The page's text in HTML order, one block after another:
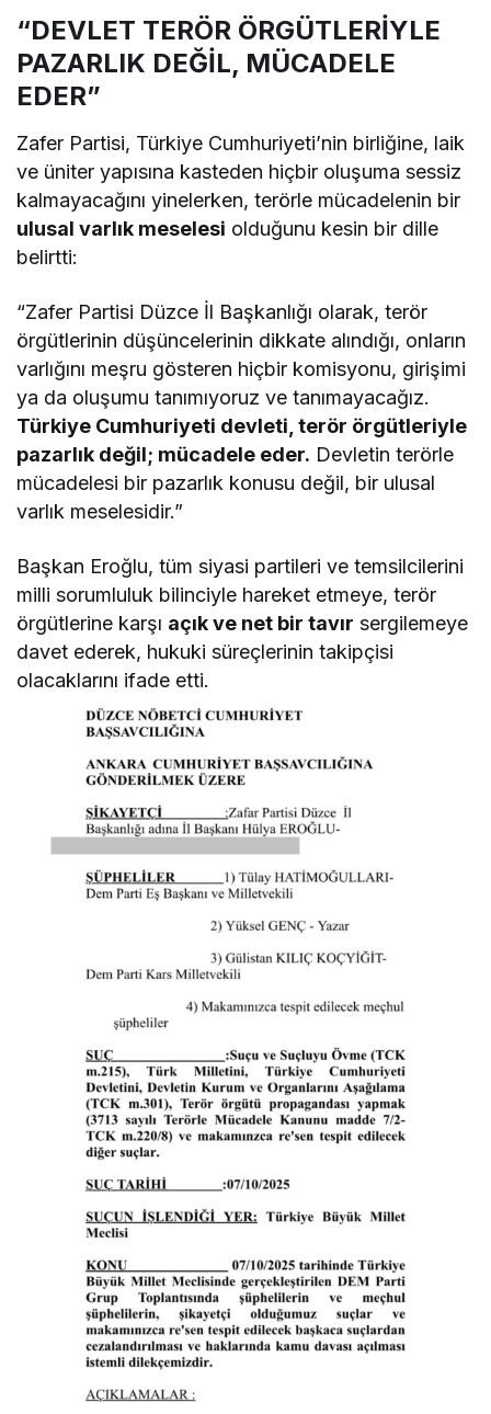
“DEVLET TERÖR ÖRGÜTLERİYLE
PAZARLIK DEĞİL, MÜCADELE
EDER”
Zafer Partisi, Türkiye Cumhuriyeti’nin birliğine, laik
ve üniter yapısına kasteden hiçbir oluşuma sessiz
kalmayacağını yinelerken, terörle mücadelenin bir
ulusal varlık meselesi olduğunu kesin bir dille
belirtti:
“Zafer Partisi Düzce İl Başkanlığı olarak, terör
örgütlerinin düşüncelerinin dikkate alındığı, onların
varlığını meşru gösteren hiçbir komisyonu, girişimi
ya da oluşumu tanımıyoruz ve tanımayacağız.
Türkiye Cumhuriyeti devleti, terör örgütleriyle
pazarlık değil; mücadele eder. Devletin terörle
mücadelesi bir pazarlık konusu değil, bir ulusal
varlık meselesidir.”
Başkan Eroğlu, tüm siyasi partileri ve temsilcilerini
milli sorumluluk bilinciyle hareket etmeye, terör
örgütlerine karşı açık ve net bir tavır sergilemeye
davet ederek, hukuki süreçlerinin takipçisi
olacaklarını ifade etti.